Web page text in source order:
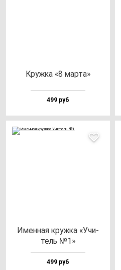
Круж­ка «8 мар­та»
499 руб
Имен­ная круж­ка «Учи­
тель №1»
499 руб